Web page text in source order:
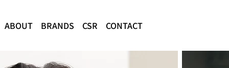
ABOUT BRANDS CSR CONTACT